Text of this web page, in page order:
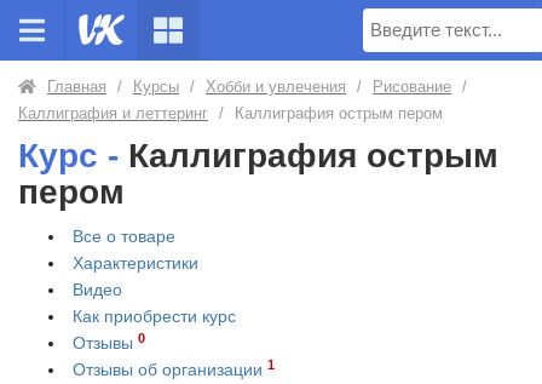
Поиск
Главная / Курсы / Хобби и увлечения / Рисование /
Каллиграфия и леттеринг / Каллиграфия острым пером
Курс - Каллиграфия острым
пером
Все о товаре
Характеристики
Видео
Как приобрести курс
Отзывы 0
Отзывы об организации 1